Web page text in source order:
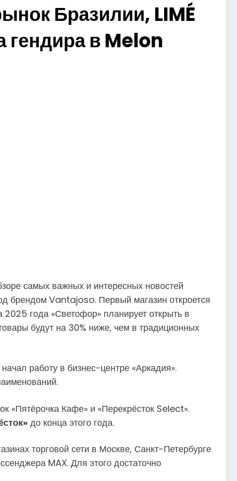
Бразилии, LIMÉ
в Melon
самых важных и интересных новостей
брендом Vantajoso. Первый магазин откроется
года «Светофор» планирует открыть в
будут на 30% ниже, чем в традиционных
работу в бизнес-центре «Аркадия».
«Пятёрочка Кафе» и «Перекрёсток Select».
до конца этого года.
торговой сети в Москве, Санкт-Петербурге
MAX. Для этого достаточно